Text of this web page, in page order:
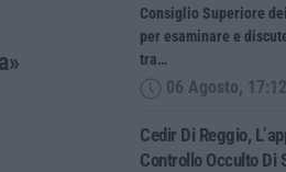
Consiglio Superiore
per esaminare e
tra…
06 Agosto, 17:12
Cedir Di Reggio,
Controllo Occulto Di